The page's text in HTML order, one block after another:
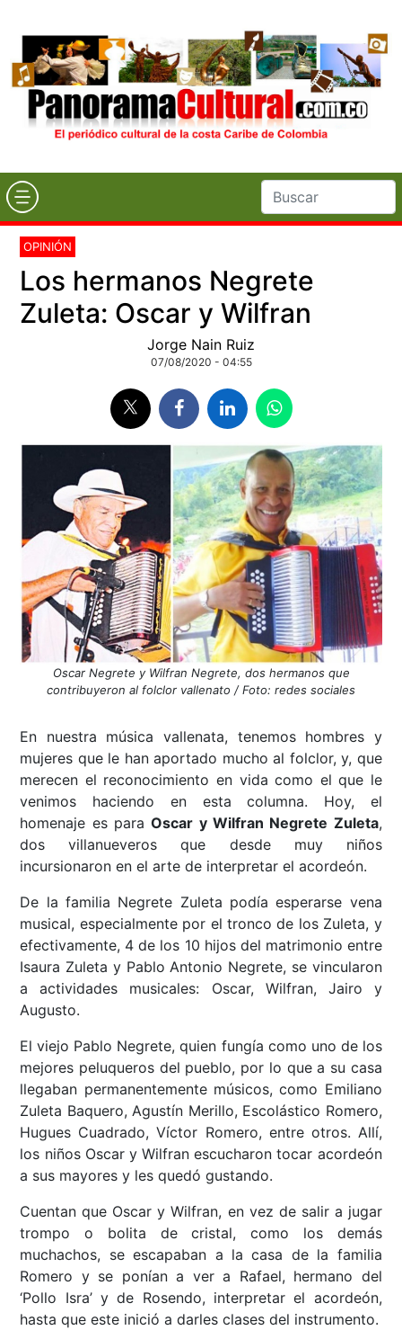
OPINIÓN
Los hermanos Negrete
Zuleta: Oscar y Wilfran
Jorge Nain Ruiz
07/08/2020 - 04:55
Oscar Negrete y Wilfran Negrete, dos hermanos que
contribuyeron al folclor vallenato / Foto: redes sociales
En nuestra música vallenata, tenemos hombres y
mujeres que le han aportado mucho al folclor, y, que
merecen el reconocimiento en vida como el que le
venimos haciendo en esta columna. Hoy, el
homenaje es paraOscar y Wilfran Negrete Zuleta,
dos villanueveros que desde muy niños
incursionaron en el arte de interpretar el acordeón.
De la familia Negrete Zuleta podía esperarse vena
musical, especialmente por el tronco de los Zuleta, y
efectivamente, 4 de los 10 hijos del matrimonio entre
Isaura Zuleta y Pablo Antonio Negrete, se vincularon
a actividades musicales: Oscar, Wilfran, Jairo y
Augusto.
El viejo Pablo Negrete, quien fungía como uno de los
mejores peluqueros del pueblo, por lo que a su casa
llegaban permanentemente músicos, como Emiliano
Zuleta Baquero, Agustín Merillo, Escolástico Romero,
Hugues Cuadrado, Víctor Romero, entre otros. Allí,
los niños Oscar y Wilfran escucharon tocar acordeón
a sus mayores y les quedó gustando.
Cuentan que Oscar y Wilfran, en vez de salir a jugar
trompo o bolita de cristal, como los demás
muchachos, se escapaban a la casa de la familia
Romero y se ponían a ver a Rafael, hermano del
‘Pollo Isra’ y de Rosendo, interpretar el acordeón,
hasta que este inició a darles clases del instrumento.